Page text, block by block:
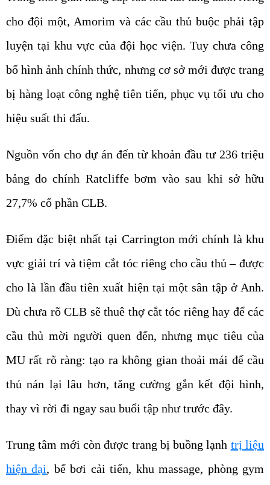
cho đội một, Amorim và các cầu thủ buộc phải tập
luyện tại khu vực của đội học viện. Tuy chưa công
bố hình ảnh chính thức, nhưng cơ sở mới được trang
bị hàng loạt công nghệ tiên tiến, phục vụ tối ưu cho
hiệu suất thi đấu.
Nguồn vốn cho dự án đến từ khoản đầu tư 236 triệu
bảng do chính Ratcliffe bơm vào sau khi sở hữu
27,7% cổ phần CLB.
Điểm đặc biệt nhất tại Carrington mới chính là khu
vực giải trí và tiệm cắt tóc riêng cho cầu thủ – được
cho là lần đầu tiên xuất hiện tại một sân tập ở Anh.
Dù chưa rõ CLB sẽ thuê thợ cắt tóc riêng hay để các
cầu thủ mời người quen đến, nhưng mục tiêu của
MU rất rõ ràng: tạo ra không gian thoải mái để cầu
thủ nán lại lâu hơn, tăng cường gắn kết đội hình,
thay vì rời đi ngay sau buổi tập như trước đây.
Trung tâm mới còn được trang bị buồng lạnh trị liệu
hiện đại, bể bơi cải tiến, khu massage, phòng gym